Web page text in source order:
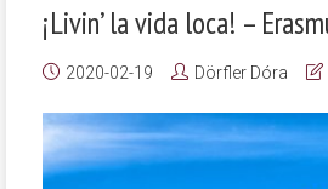
¡Livin’ la vida loca! –
2020-02-19 Dörfler Dóra